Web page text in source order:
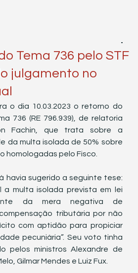
Tema 736 pelo STF
julgamento no
o dia 10.03.2023 o retorno do
736 (RE 796.939), de relatoria
Fachin, que trata sobre a
da multa isolada de 50% sobre
homologadas pelo Fisco.
havia sugerido a seguinte tese:
a multa isolada prevista em lei
da mera negativa de
tributária por não
com aptidão para propiciar
pecuniária”. Seu voto tinha
pelos ministros Alexandre de
Gilmar Mendes e Luiz Fux.